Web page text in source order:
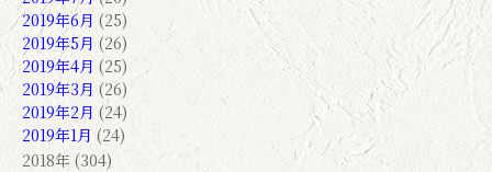
2019年6月 (25)
2019年5月 (26)
2019年4月 (25)
2019年3月 (26)
2019年2月 (24)
2019年1月 (24)
2018年 (304)